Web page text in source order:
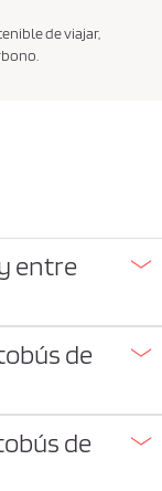
de viajar,
entre
de
de